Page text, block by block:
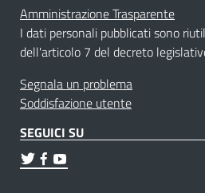
Amministrazione Trasparente
I dati personali pubblicati sono
dell'articolo 7 del decreto
Segnala un problema
Soddisfazione utente
SEGUICI SU